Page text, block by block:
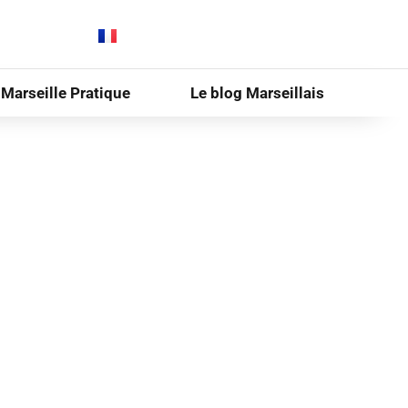
Marseille Pratique Le blog Marseillais